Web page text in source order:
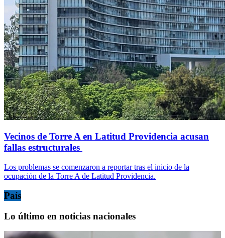
Vecinos de Torre A en Latitud Providencia acusan
fallas estructurales
Los problemas se comenzaron a reportar tras el inicio de la
ocupación de la Torre A de Latitud Providencia.
País
Lo último en noticias nacionales